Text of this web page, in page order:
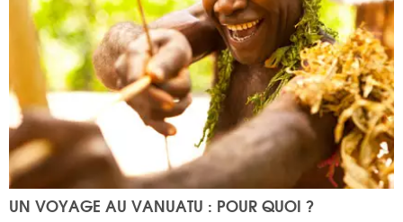
UN VOYAGE AU VANUATU : POUR QUOI ?